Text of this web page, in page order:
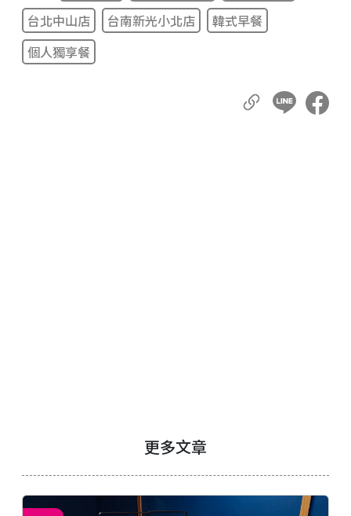
台北中山店
台南新光小北店
韓式早餐
個人獨享餐
更多文章